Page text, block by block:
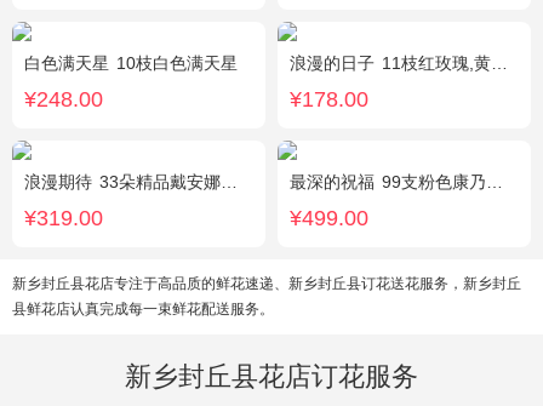
白色满天星 10枝白色满天星
¥248.00
浪漫的日子 11枝红玫瑰,黄莺、满天星适量搭配。
¥178.00
浪漫期待 33朵精品戴安娜粉玫瑰，叶上黄金适量搭配。
¥319.00
最深的祝福 99支粉色康乃馨，搭配绿叶、黄莺。
¥499.00
新乡封丘县花店专注于高品质的鲜花速递、新乡封丘县订花送花服务，新乡封丘
县鲜花店认真完成每一束鲜花配送服务。
新乡封丘县花店订花服务